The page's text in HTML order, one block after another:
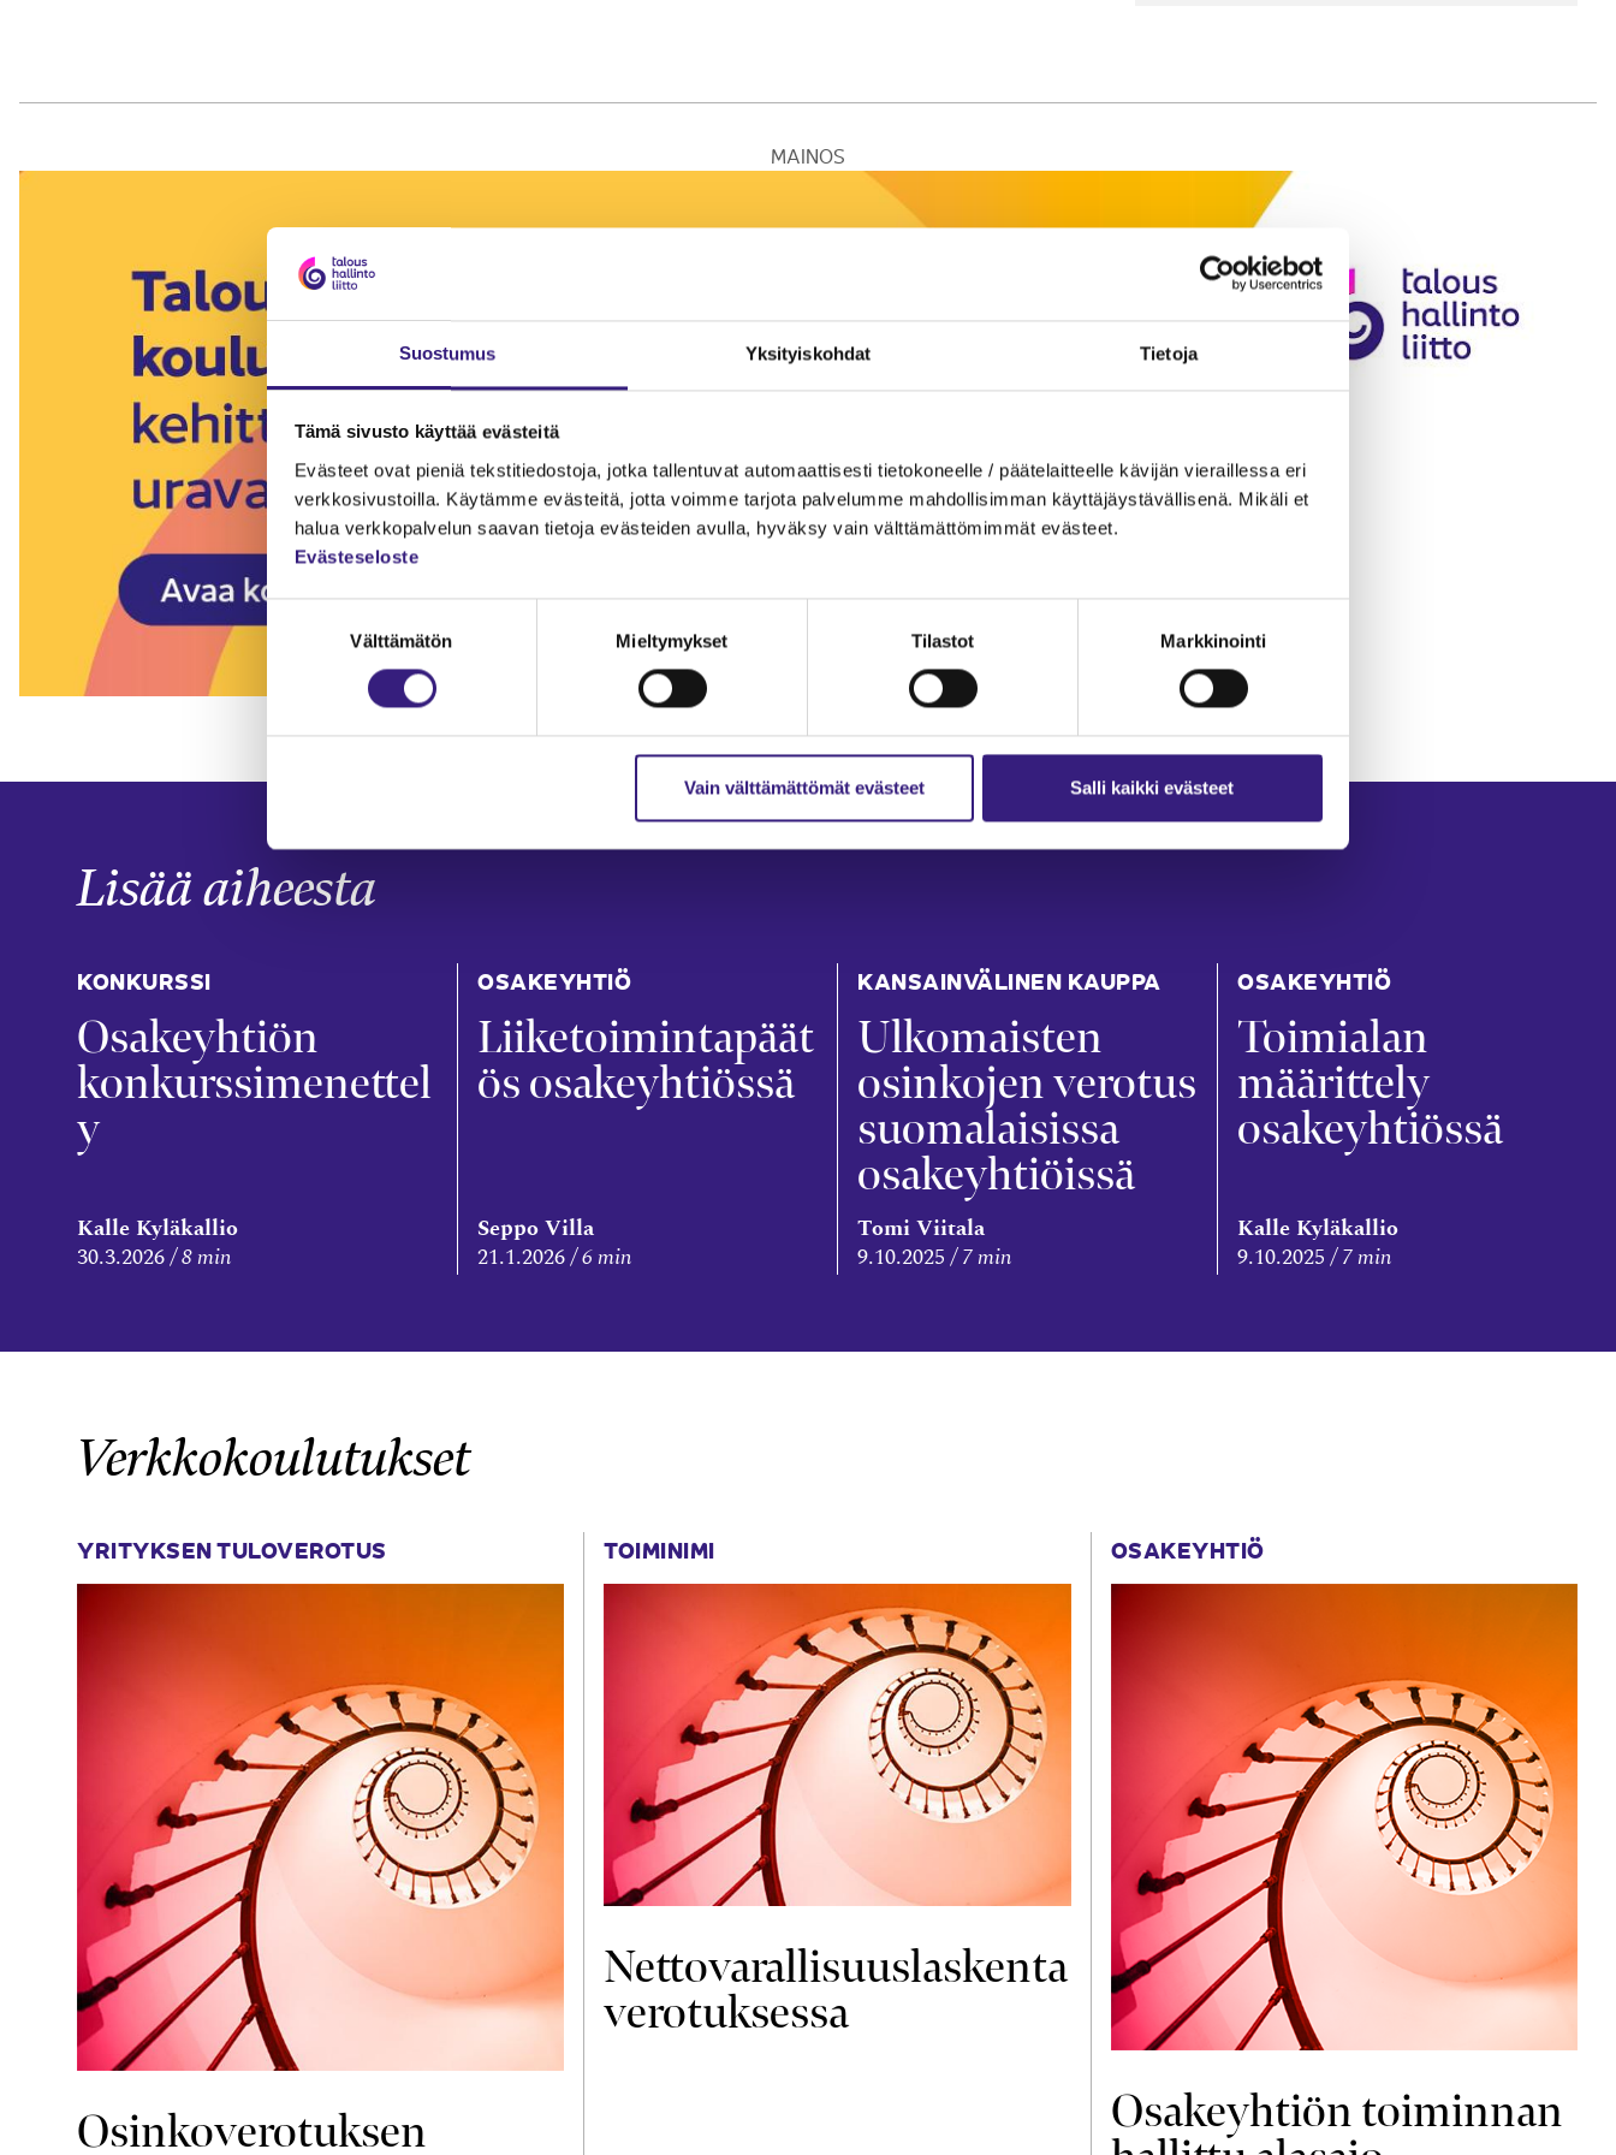
Suostumus Yksityiskohdat Tietoja
Tämä sivusto käyttää evästeitä
Evästeet ovat pieniä tekstitiedostoja, jotka tallentuvat automaattisesti tietokoneelle / päätelaitteelle kävijän vieraillessa eri
verkkosivustoilla. Käytämme evästeitä, jotta voimme tarjota palvelumme mahdollisimman käyttäjäystävällisenä. Mikäli et
halua verkkopalvelun saavan tietoja evästeiden avulla, hyväksy vain välttämättömimmät evästeet.
Evästeseloste
Välttämätön Mieltymykset Tilastot Markkinointi
Vain välttämättömät evästeet Salli kaikki evästeet
MAINOS
Lisää aiheesta
KONKURSSI
Osakeyhtiön
konkurssimenettel
y
Kalle Kyläkallio
30.3.2026 8 min
OSAKEYHTIÖ
Liiketoimintapäät
ös osakeyhtiössä
Seppo Villa
21.1.2026 6 min
KANSAINVÄLINEN KAUPPA
Ulkomaisten
osinkojen verotus
suomalaisissa
osakeyhtiöissä
Tomi Viitala
9.10.2025
7 min
OSAKEYHTIÖ
Toimialan
määrittely
osakeyhtiössä
Kalle Kyläkallio
9.10.2025
7 min
Verkkokoulutukset
YRITYKSEN TULOVEROTUS
Osinkoverotuksen
TOIMINIMI
Nettovarallisuuslaskenta
verotuksessa
OSAKEYHTIÖ
Osakeyhtiön toiminnan